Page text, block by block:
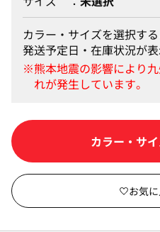
カラー・サイズを選択す
発送予定日・在庫状況が